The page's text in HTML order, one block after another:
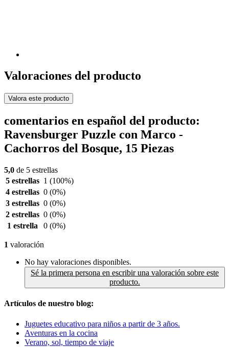
Valoraciones del producto
Valora este producto
comentarios en español del producto:
Ravensburger Puzzle con Marco -
Cachorros del Bosque, 15 Piezas
5,0 de 5 estrellas
5 estrellas 1 (100%)
4 estrellas 0 (0%)
3 estrellas 0 (0%)
2 estrellas 0 (0%)
1 estrella
0 (0%)
1 valoración
No hay valoraciones disponibles.
Sé la primera persona en escribir una valoración sobre este
producto.
Artículos de nuestro blog:
Juguetes educativo para niños a partir de 3 años.
Aventuras en la cocina
Verano, sol, tiempo de viaje